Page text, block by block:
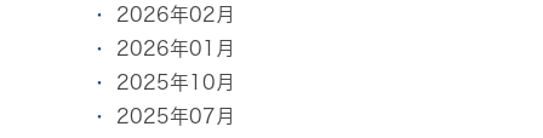
2026年02月
2026年01月
2025年10月
2025年07月